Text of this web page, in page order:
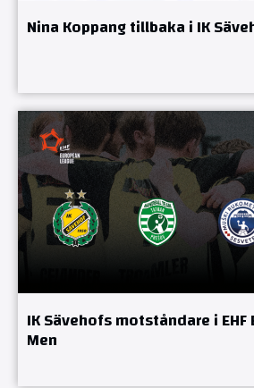
Nina Koppang tillbaka i IK
IK Sävehofs motståndare i EHF
Men